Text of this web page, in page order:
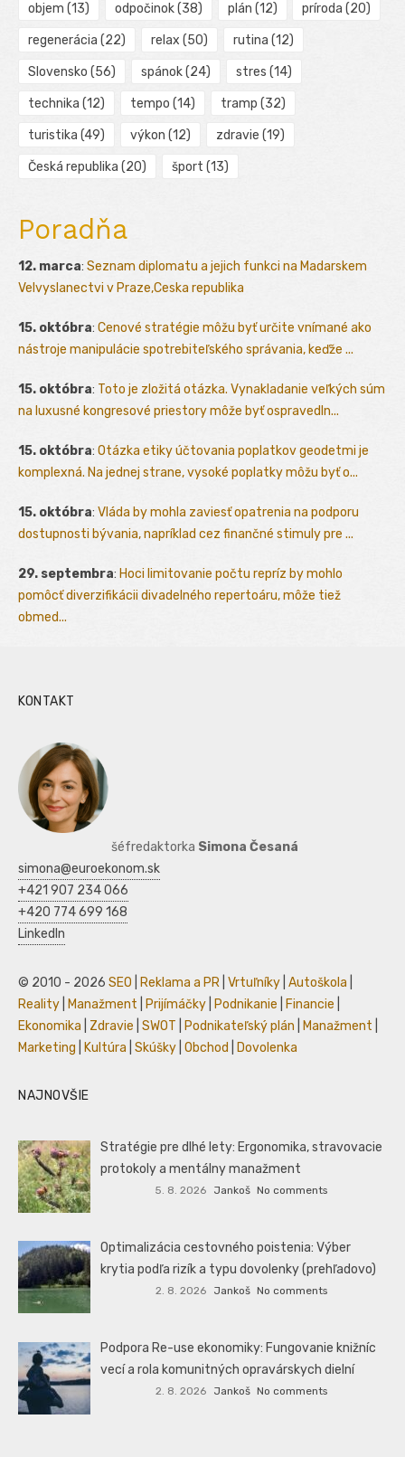
objem (13) odpočinok(38) plán (12) príroda (20)
regenerácia (22) relax (50) rutina (12)
Slovensko (56) spánok(24) stres (14)
technika (12) tempo (14) tramp (32)
turistika (49) výkon (12) zdravie (19)
Česká republika (20) šport (13)
Poradňa
12. marca: Seznam diplomatu a jejich funkci na Madarskem
Velvyslanectvi v Praze,Ceska republika
15. októbra: Cenové stratégie môžu byť určite vnímané ako
nástroje manipulácie spotrebiteľského správania, keďže ...
15. októbra: Toto je zložitá otázka. Vynakladanie veľkých súm
na luxusné kongresové priestory môže byť ospravedln...
15. októbra: Otázka etiky účtovania poplatkov geodetmi je
komplexná. Na jednej strane, vysoké poplatky môžu byť o...
15. októbra: Vláda by mohla zaviesť opatrenia na podporu
dostupnosti bývania, napríklad cez finančné stimuly pre ...
29. septembra: Hoci limitovanie počtu repríz by mohlo
pomôcť diverzifikácii divadelného repertoáru, môže tiež
obmed...
KONTAKT
šéfredaktorka Simona Česaná
simona@euroekonom.sk
+421 907 234 066
+420 774 699 168
LinkedIn
© 2010 - 2026 SEO Reklama a PR Vrtuľníky Autoškola
Reality
Manažment Prijímáčky Podnikanie Financie
Ekonomika
Zdravie SWOT Podnikateľský plán Manažment
Marketing
Kultúra Skúšky Obchod Dovolenka
NAJNOVŠIE
Stratégie pre dlhé lety: Ergonomika, stravovacie
protokoly a mentálny manažment
5. 8. 2026 Jankoš No comments
Optimalizácia cestovného poistenia: Výber
krytia podľa rizík a typu dovolenky (prehľadovo)
2. 8. 2026 Jankoš No comments
Podpora Re-use ekonomiky: Fungovanie knižníc
vecí a rola komunitných opravárskych dielní
2. 8. 2026 Jankoš No comments